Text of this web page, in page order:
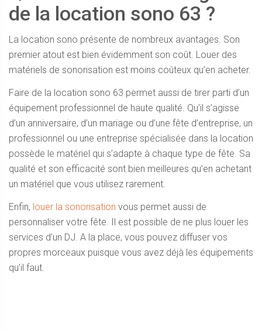
de la location sono 63 ?
La location sono présente de nombreux avantages. Son
premier atout est bien évidemment son coût. Louer des
matériels de sonorisation est moins coûteux qu’en acheter.
Faire de la location sono 63 permet aussi de tirer parti d’un
équipement professionnel de haute qualité. Qu’il s’agisse
d’un anniversaire, d’un mariage ou d’une fête d’entreprise, un
professionnel ou une entreprise spécialisée dans la location
possède le matériel qui s’adapte à chaque type de fête. Sa
qualité et son efficacité sont bien meilleures qu’en achetant
un matériel que vous utilisez rarement.
Enfin, louer la sonorisation vous permet aussi de
personnaliser votre fête. Il est possible de ne plus louer les
services d’un DJ. A la place, vous pouvez diffuser vos
propres morceaux puisque vous avez déjà les équipements
qu’il faut.